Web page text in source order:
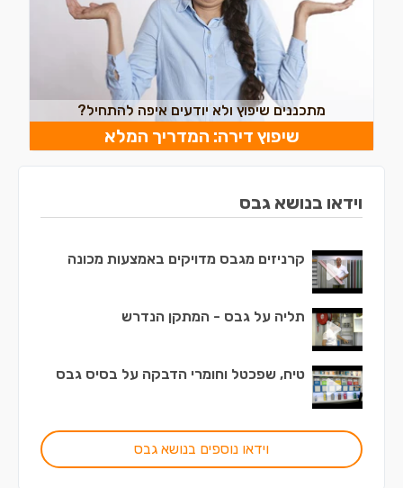
מתכננים שיפוץ ולא יודעים איפה להתחיל?
שיפוץ דירה: המדריך המלא
וידאו בנושא גבס
קרניזים מגבס מדויקים באמצעות מכונה
תליה על גבס - המתקן הנדרש
טיח, שפכטל וחומרי הדבקה על בסיס גבס
וידאו נוספים בנושא גבס